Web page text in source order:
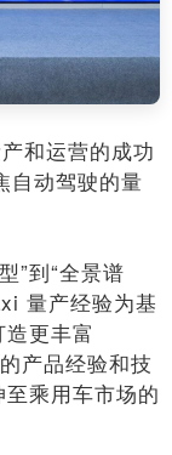
和运营的成功
自动驾驶的量
”到“全景谱
量产经验为基
更丰富
产品经验和技
乘用车市场的